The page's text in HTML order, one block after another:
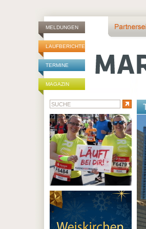
MELDUNGEN
LAUFBERICHTE
TERMINE
MAGAZIN